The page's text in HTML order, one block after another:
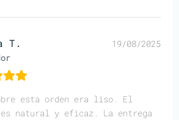
T. 19/08/2025
esta orden era liso. El
natural y eficaz. La entrega